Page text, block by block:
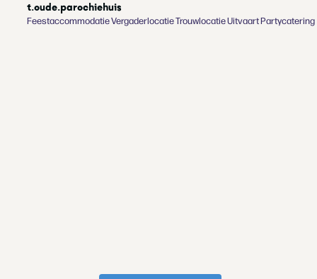
t.oude.parochiehuis
FeestaccommodatieVergaderlocatieTrouwlocatieUitvaartPartycatering